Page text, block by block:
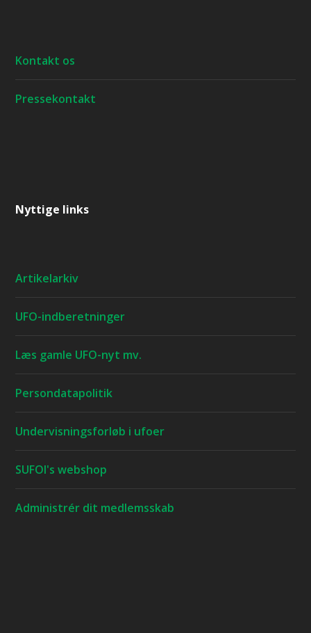
Kontakt os
Pressekontakt
Nyttige links
Artikelarkiv
UFO-indberetninger
Læs gamle UFO-nyt mv.
Persondatapolitik
Undervisningsforløb i ufoer
SUFOI's webshop
Administrér dit medlemsskab